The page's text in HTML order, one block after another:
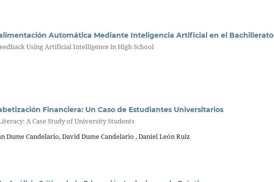
Automática Mediante Inteligencia Artificial en el Bachillerato
Using Artificial Intelligence in High School
Financiera: Un Caso de Estudiantes Universitarios
A Case Study of University Students
Dume Candelario, David Dume Candelario , Daniel León Ruiz